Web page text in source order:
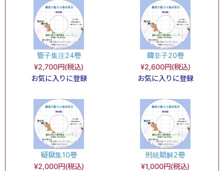
管子集注24卷
¥2,700円(税込)
お気に入りに登録
韓非子20卷
¥2,600円(税込)
お気に入りに登録
疑獄集10卷
¥2,000円(税込)
刑統賦解2卷
¥1,000円(税込)